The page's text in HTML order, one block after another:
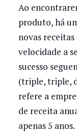
Ao
produto, há
novas
velocidade a
sucesso
(triple, triple,
refere a
de receita
apenas 5